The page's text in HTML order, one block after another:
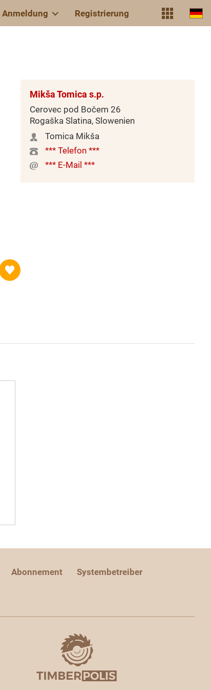
Anmeldung Registrierung
Mikša Tomica s.p.
Cerovec pod Bočem 26
Rogaška Slatina, Slowenien
Tomica Mikša
*** Telefon ***
*** E-Mail ***
Abonnement Systembetreiber